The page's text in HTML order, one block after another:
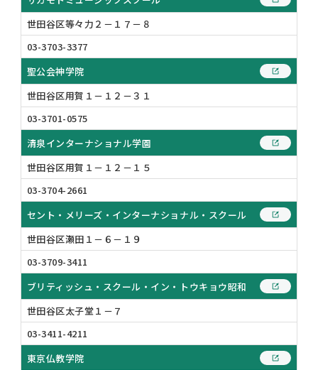
世田谷区等々力２－１７－８
03-3703-3377
聖公会神学院
世田谷区用賀１－１２－３１
03-3701-0575
清泉インターナショナル学園
世田谷区用賀１－１２－１５
03-3704-2661
セント・メリーズ・インターナショナル・スクール
世田谷区瀬田１－６－１９
03-3709-3411
ブリティッシュ・スクール・イン・トウキョウ昭和
世田谷区太子堂１－７
03-3411-4211
東京仏教学院